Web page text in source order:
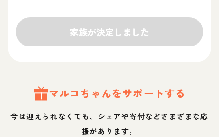
家族が決定しました
マルコちゃんをサポートする
今は迎えられなくても、シェアや寄付などさまざまな応
援があります。